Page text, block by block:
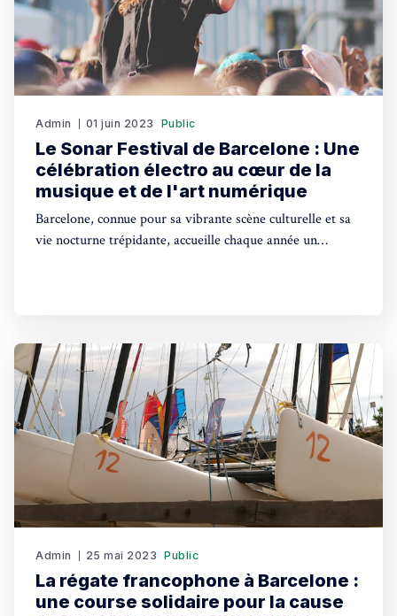
Admin 01 juin 2023 Public
Le Sonar Festival de Barcelone : Une
célébration électro au cœur de la
musique et de l'art numérique
Barcelone, connue pour sa vibrante scène culturelle et sa
vie nocturne trépidante, accueille chaque année un
Admin 25 mai 2023 Public
La régate francophone à Barcelone :
une course solidaire pour la cause